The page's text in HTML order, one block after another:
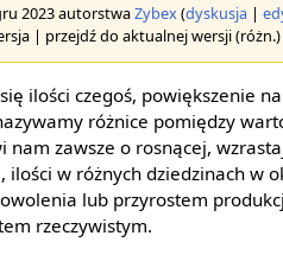
2023 autorstwaZybex(dyskusja |
| przejdź do aktualnej wersji
ilości czegoś, powiększenie
różnice pomiędzy
nam zawsze o rosnącej,
w różnych dziedzinach w
lub przyrostem
rzeczywistym.